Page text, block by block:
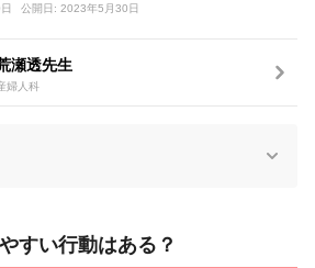
公開日: 2023年5月30日
瀬透先生
婦人科
すい行動はある？